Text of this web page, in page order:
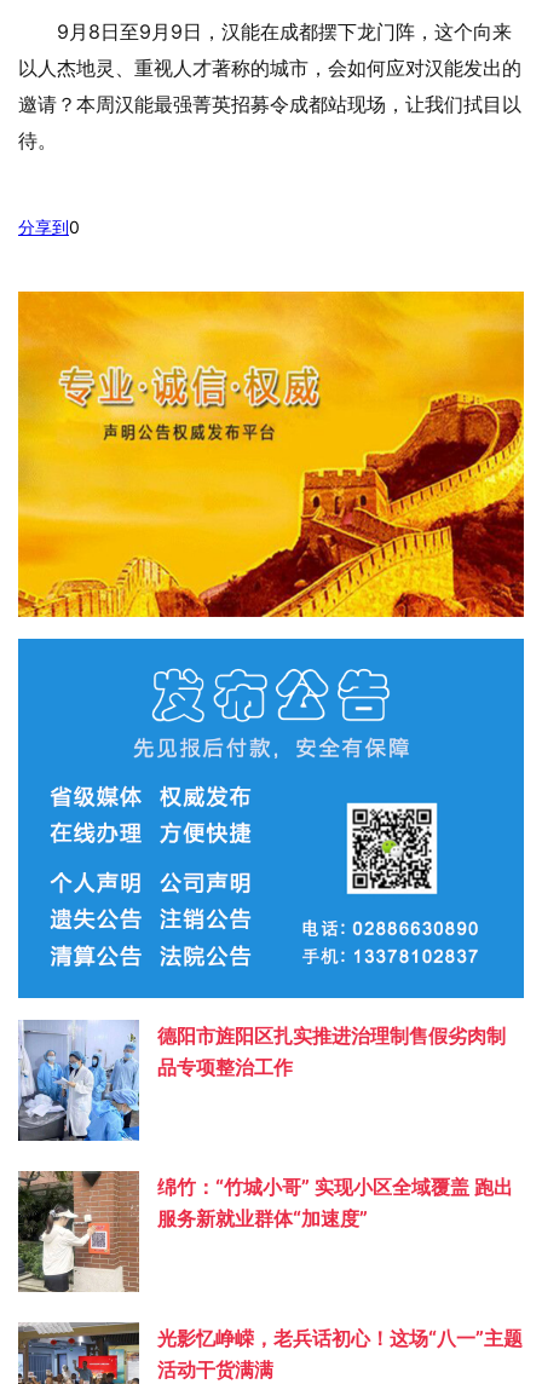
9月8日至9月9日，汉能在成都摆下龙门阵，这个向来
以人杰地灵、重视人才著称的城市，会如何应对汉能发出的
邀请？本周汉能最强菁英招募令成都站现场，让我们拭目以
待。
分享到0
德阳市旌阳区扎实推进治理制售假劣肉制
品专项整治工作
绵竹：“竹城小哥” 实现小区全域覆盖 跑出
服务新就业群体“加速度”
光影忆峥嵘，老兵话初心！这场“八一”主题
活动干货满满